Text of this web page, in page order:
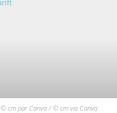
© cm par Canva / © cm via Canva